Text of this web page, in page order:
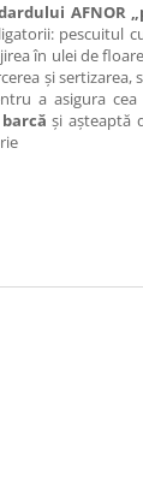
AFNOR
pescuitul
în ulei de
și sertizarea,
a asigura
și așteaptă